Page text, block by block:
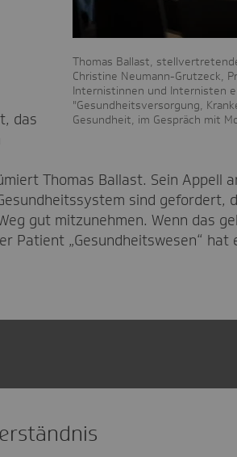
Thomas Ballast,
Christine Neumann-Grutzeck,
Internistinnen und Internisten
"Gesundheitsversorgung,
Gesundheit, im Gespräch mit
das
Thomas Ballast. Sein Appell
sind gefordert,
gut mitzunehmen. Wenn das
Patient „Gesundheitswesen“ hat